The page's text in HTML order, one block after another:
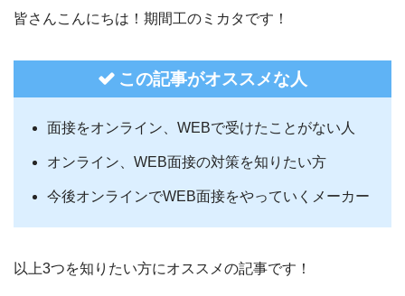
皆さんこんにちは！期間工のミカタです！
この記事がオススメな人
面接をオンライン、WEBで受けたことがない人
オンライン、WEB面接の対策を知りたい方
今後オンラインでWEB面接をやっていくメーカー
以上3つを知りたい方にオススメの記事です！